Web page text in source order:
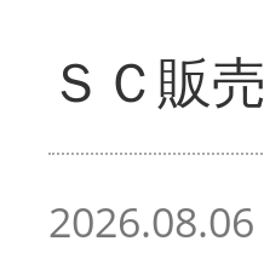
ＳＣ販
2026.08.06